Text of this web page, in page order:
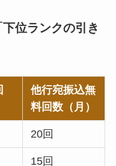
位ランクの引き
他行宛振込無
料回数（月）
20回
15回